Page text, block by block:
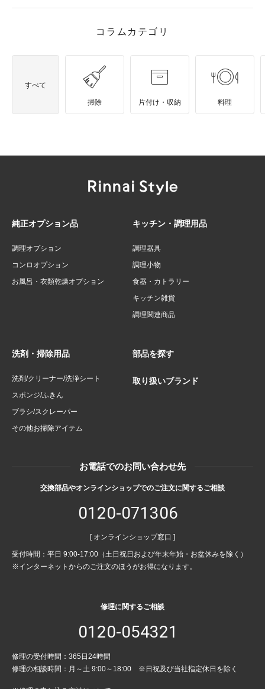
コラムカテゴリ
すべて
掃除 片付け・収納 料理
純正オプション品
調理オプション
コンロオプション
お風呂・衣類乾燥オプション
キッチン・調理用品
調理器具
調理小物
食器・カトラリー
キッチン雑貨
調理関連商品
洗剤・掃除用品
洗剤/クリーナー/洗浄シート
スポンジ/ふきん
ブラシ/スクレーパー
その他お掃除アイテム
部品を探す
取り扱いブランド
お電話でのお問い合わせ先
交換部品やオンラインショップでのご注文に関するご相談
0120-071306
[ オンラインショップ窓口 ]
受付時間：平日 9:00-17:00（土日祝日および年末年始・お盆休みを除く）
※インターネットからのご注文のほうがお得になります。
修理に関するご相談
0120-054321
修理の受付時間：365日24時間
修理の相談時間：月～土 9:00～18:00 ※日祝及び当社指定休日を除く